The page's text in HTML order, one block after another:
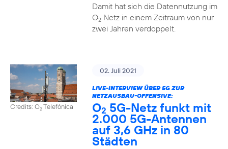
Damit hat sich die Datennutzung im
O2Netz in einem Zeitraum von nur
zwei Jahren verdoppelt.
Credits: O2Telefónica
02. Juli 2021
LIVE-INTERVIEW ÜBER 5G ZUR
NETZAUSBAU-OFFENSIVE:
O2 5G-Netz funkt mit
2.000 5G-Antennen
auf 3,6 GHz in 80
Städten